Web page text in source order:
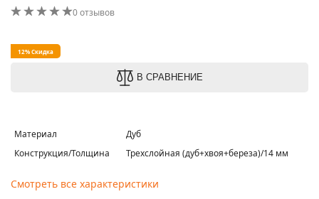
0 отзывов
12% Скидка
В СРАВНЕНИЕ
Материал
Дуб
Конструкция/Толщина
Трехслойная (дуб+хвоя+береза)/14 мм
Смотреть все характеристики